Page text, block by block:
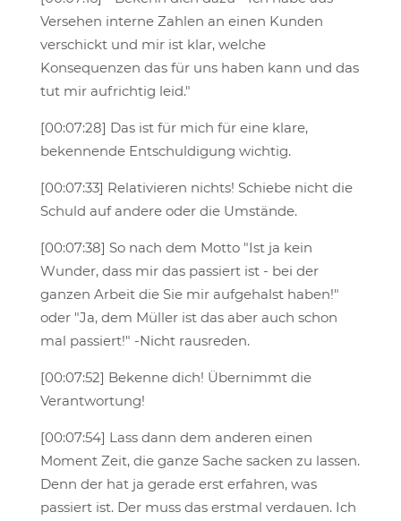
Versehen interne Zahlen an einen Kunden
verschickt und mir ist klar, welche
Konsequenzen das für uns haben kann und das
tut mir aufrichtig leid."
[00:07:28] Das ist für mich für eine klare,
bekennende Entschuldigung wichtig.
[00:07:33] Relativieren nichts! Schiebe nicht die
Schuld auf andere oder die Umstände.
[00:07:38] So nach dem Motto "Ist ja kein
Wunder, dass mir das passiert ist - bei der
ganzen Arbeit die Sie mir aufgehalst haben!"
oder "Ja, dem Müller ist das aber auch schon
mal passiert!" -Nicht rausreden.
[00:07:52] Bekenne dich! Übernimmt die
Verantwortung!
[00:07:54] Lass dann dem anderen einen
Moment Zeit, die ganze Sache sacken zu lassen.
Denn der hat ja gerade erst erfahren, was
passiert ist. Der muss das erstmal verdauen. Ich